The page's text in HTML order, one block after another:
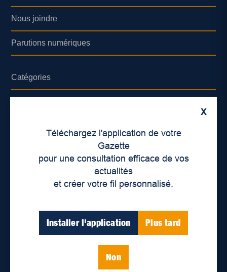
X
Téléchargez l'application de votre
Gazette
pour une consultation efficace de vos
actualités
et créer votre fil personnalisé.
Installer l'application Plus tard
Non
Nous joindre
Parutions numériques
Catégories
International
Politique
Santé